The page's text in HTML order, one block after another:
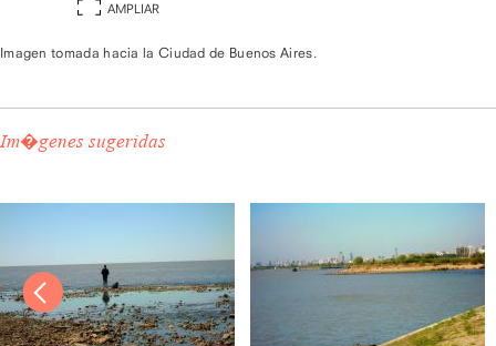
AMPLIAR
Imagen tomada hacia la Ciudad de Buenos Aires.
Im�genes sugeridas